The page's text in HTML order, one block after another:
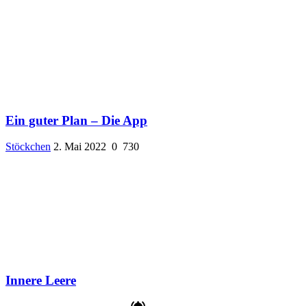
Ein guter Plan – Die App
Stöckchen 2. Mai 2022 0 730
Innere Leere